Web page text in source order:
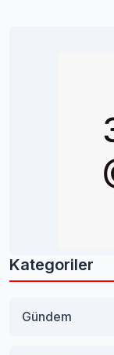
Kategoriler
Gündem